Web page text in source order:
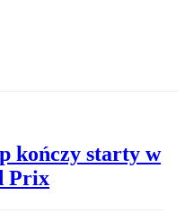
kończy starty w
Prix